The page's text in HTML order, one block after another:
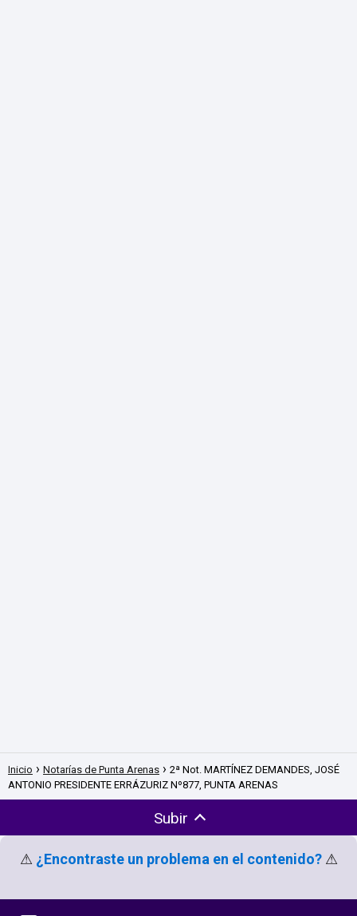
Inicio Notarías de Punta Arenas
2ª Not. MARTÍNEZ DEMANDES, JOSÉ
ANTONIO PRESIDENTE ERRÁZURIZ Nº877, PUNTA ARENAS
Subir
⚠ ¿Encontraste un problema en el contenido? ⚠